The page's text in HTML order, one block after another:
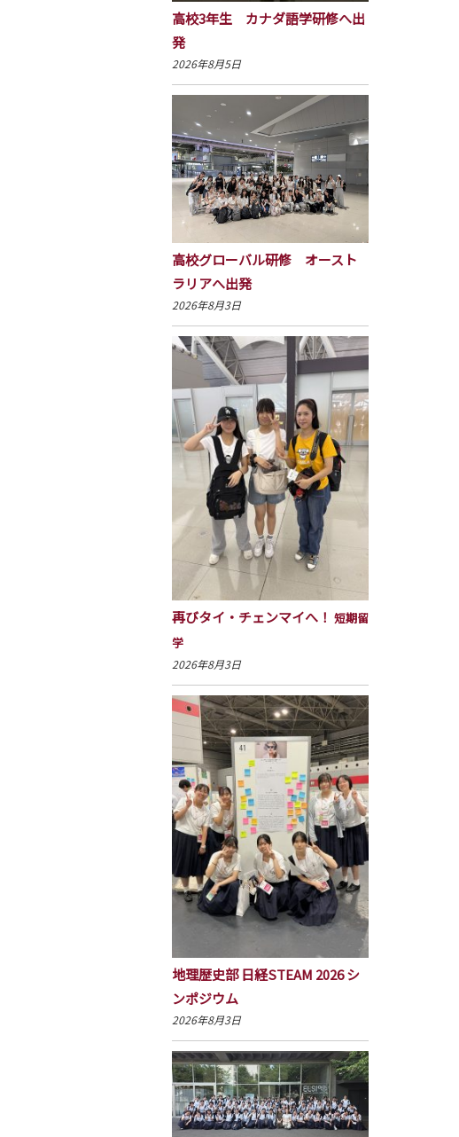
高校3年生 カナダ語学研修へ出
発
2026年8月5日
高校グローバル研修 オースト
ラリアへ出発
2026年8月3日
再びタイ・チェンマイへ！ 短期留
学
2026年8月3日
地理歴史部 日経STEAM 2026 シ
ンポジウム
2026年8月3日